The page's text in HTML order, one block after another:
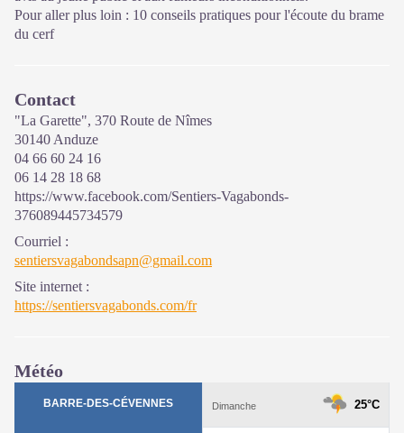
Pour aller plus loin : 10 conseils pratiques pour l'écoute du brame
du cerf
Contact
"La Garette", 370 Route de Nîmes
30140 Anduze
04 66 60 24 16
06 14 28 18 68
https://www.facebook.com/Sentiers-Vagabonds-
376089445734579
Courriel :
sentiersvagabondsapn@gmail.com
Site internet :
https://sentiersvagabonds.com/fr
Météo